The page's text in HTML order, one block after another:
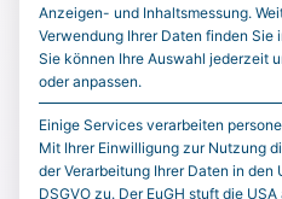
Mozilla’s latest Firefox
rare glimpse into what
capabilities reach
company said it fixed 423
April after gaining access
Anzeigen- und Inhaltsmessung.
Verwendung Ihrer Daten finden Sie
Sie können Ihre Auswahl jederzeit
oder anpassen.
Einige Services verarbeiten
Mit Ihrer Einwilligung zur Nutzung
der Verarbeitung Ihrer Daten in den
DSGVO zu. Der EuGH stuft die